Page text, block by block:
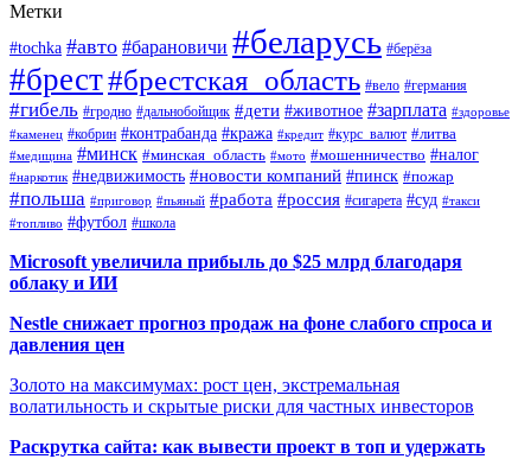
Метки
#tochka #авто #барановичи #беларусь #берёза
#брест#брестская_область #вело #германия
#гибель #гродно #дальнобойщик #дети #животное #зарплата #здоровье
#каменец #кобрин #контрабанда #кража #кредит #курс_валют #литва
#медицина #минск #минская_область #мото #мошенничество #налог
#наркотик #недвижимость #новости компаний #пинск #пожар
#польша #приговор #пьяный #работа #россия #сигарета #суд #такси
#топливо #футбол #школа
Microsoft увеличила прибыль до $25 млрд благодаря
облаку и ИИ
Nestle снижает прогноз продаж на фоне слабого спроса и
давления цен
Золото на максимумах: рост цен, экстремальная
волатильность и скрытые риски для частных инвесторов
Раскрутка сайта: как вывести проект в топ и удержать